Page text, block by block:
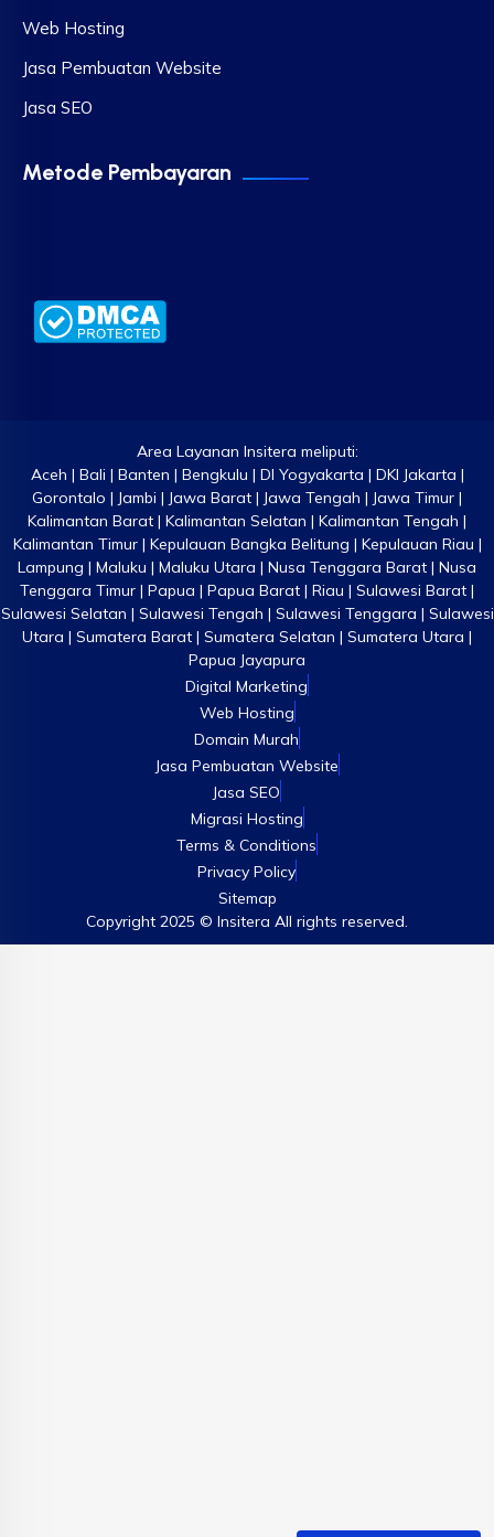
Web Hosting
Jasa Pembuatan Website
Jasa SEO
Metode Pembayaran
Area Layanan Insitera meliputi:
Aceh | Bali | Banten | Bengkulu | DI Yogyakarta | DKI Jakarta |
Gorontalo | Jambi | Jawa Barat | Jawa Tengah | Jawa Timur |
Kalimantan Barat | Kalimantan Selatan | Kalimantan Tengah |
Kalimantan Timur | Kepulauan Bangka Belitung | Kepulauan Riau |
Lampung | Maluku | Maluku Utara | Nusa Tenggara Barat | Nusa
Tenggara Timur | Papua | Papua Barat | Riau | Sulawesi Barat |
Sulawesi Selatan | Sulawesi Tengah | Sulawesi Tenggara | Sulawesi
Utara | Sumatera Barat | Sumatera Selatan | Sumatera Utara |
Papua Jayapura
Digital Marketing
Web Hosting
Domain Murah
Jasa Pembuatan Website
Jasa SEO
Migrasi Hosting
Terms & Conditions
Privacy Policy
Sitemap
Copyright 2025 © Insitera All rights reserved.